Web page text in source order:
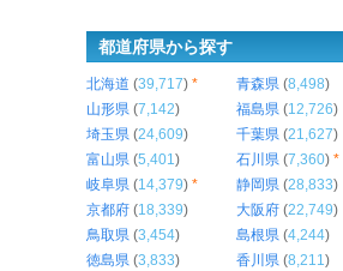
都道府県から探す
北海道 (39,717) * 青森県 (8,498)
山形県 (7,142) 福島県 (12,726)
埼玉県 (24,609) 千葉県 (21,627)
富山県 (5,401) 石川県 (7,360) *
岐阜県 (14,379) * 静岡県 (28,833)
京都府 (18,339) 大阪府 (22,749)
鳥取県 (3,454) 島根県 (4,244)
徳島県 (3,833) 香川県 (8,211)